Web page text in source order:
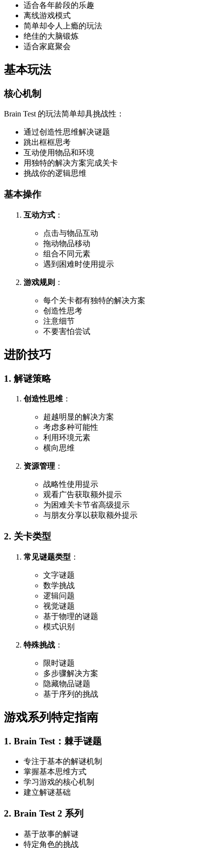
适合各年龄段的乐趣
离线游戏模式
简单却令人上瘾的玩法
绝佳的大脑锻炼
适合家庭聚会
基本玩法
核心机制
Brain Test 的玩法简单却具挑战性：
通过创造性思维解决谜题
跳出框框思考
互动使用物品和环境
用独特的解决方案完成关卡
挑战你的逻辑思维
基本操作
互动方式 ：
点击与物品互动
拖动物品移动
组合不同元素
遇到困难时使用提示
游戏规则 ：
每个关卡都有独特的解决方案
创造性思考
注意细节
不要害怕尝试
进阶技巧
1. 解谜策略
创造性思维 ：
超越明显的解决方案
考虑多种可能性
利用环境元素
横向思维
资源管理 ：
战略性使用提示
观看广告获取额外提示
为困难关卡节省高级提示
与朋友分享以获取额外提示
2. 关卡类型
常见谜题类型 ：
文字谜题
数学挑战
逻辑问题
视觉谜题
基于物理的谜题
模式识别
特殊挑战 ：
限时谜题
多步骤解决方案
隐藏物品谜题
基于序列的挑战
游戏系列特定指南
1. Brain Test：棘手谜题
专注于基本的解谜机制
掌握基本思维方式
学习游戏的核心机制
建立解谜基础
2. Brain Test 2 系列
基于故事的解谜
特定角色的挑战